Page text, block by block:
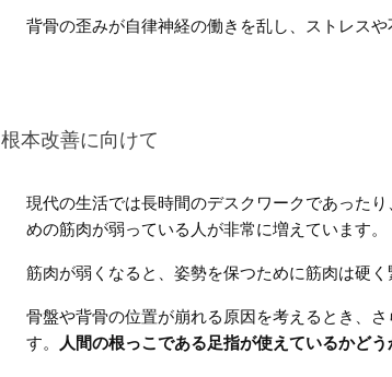
背骨の歪みが自律神経の働きを乱し、ストレスや
根本改善に向けて
現代の生活では長時間のデスクワークであった
めの筋肉が弱っている人が非常に増えています。
筋肉が弱くなると、姿勢を保つために筋肉は硬く
骨盤や背骨の位置が崩れる原因を考えるとき、
す。
人間の根っこである足指が使えているかどう